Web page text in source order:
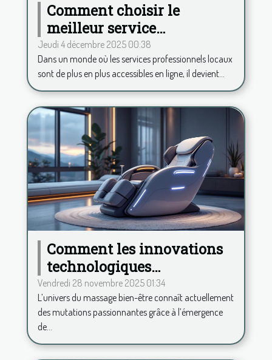
Comment choisir le
meilleur service
professionnel local en
ligne ?
Jeudi 4 décembre 2025 00:38
Dans un monde où les services professionnels locaux
sont de plus en plus accessibles en ligne, il devient...
Comment les innovations
technologiques
transforment-elles le
secteur du massage bien-
être ?
Vendredi 28 novembre 2025 01:34
L’univers du massage bien-être connaît actuellement
des mutations passionnantes grâce à l’émergence
de...